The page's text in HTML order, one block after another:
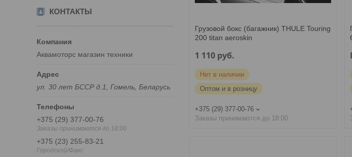
КОНТАКТЫ
Аквамоторс магазин техники
ул. 30 лет БССР д.1, Гомель, Беларусь
+375 (29) 377-00-76
Заказы принимаются до 18:00
+375 (23) 255-83-21
Городской/Факс
Грузовой бокс (багажник) THULE Touring
200 titan aeroskin
1 110 руб.
Нет в наличии
Оптом и в розницу
+375 (29) 377-00-76
Заказы принимаются до 18:00